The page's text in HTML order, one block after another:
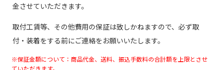
金させていただきます。
取付工賃等、その他費用の保証は致しかねますので、必ず取
付・装着をする前にご連絡をお願いいたします。
※保証金額について：商品代金、送料、振込手数料の合計額を上限とさせ
ていただきます。